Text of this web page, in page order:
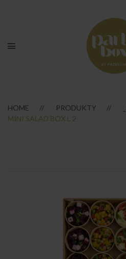
HOME PRODUKTY
MINI SALAD BOX L 2